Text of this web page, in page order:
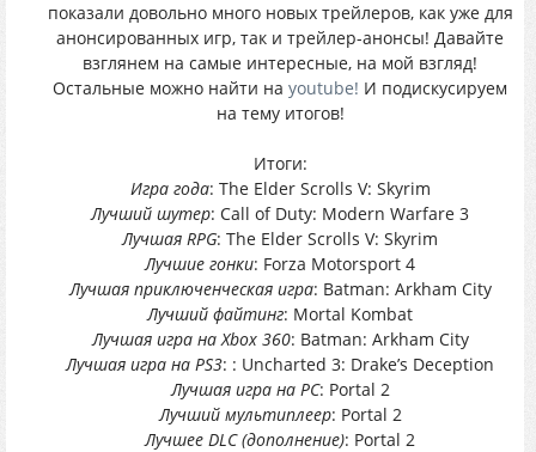
показали довольно много новых трейлеров, как уже для
анонсированных игр, так и трейлер-анонсы! Давайте
взглянем на самые интересные, на мой взгляд!
Остальные можно найти на youtube! И подискусируем
на тему итогов!
Итоги:
Игра года: The Elder Scrolls V: Skyrim
Лучший шутер: Call of Duty: Modern Warfare 3
Лучшая RPG: The Elder Scrolls V: Skyrim
Лучшие гонки: Forza Motorsport 4
Лучшая приключенческая игра: Batman: Arkham City
Лучший файтинг: Mortal Kombat
Лучшая игра на Xbox 360: Batman: Arkham City
Лучшая игра на PS3: : Uncharted 3: Drake’s Deception
Лучшая игра на PC: Portal 2
Лучший мультиплеер: Portal 2
Лучшее DLC (дополнение): Portal 2